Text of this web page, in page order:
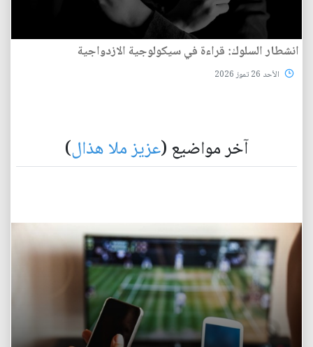
انشطار السلوك: قراءة في سيكولوجية الازدواجية
الأحد 26 تموز 2026
آخر مواضيع (عزيز ملا هذال)